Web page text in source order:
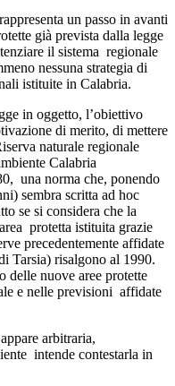
un passo in avanti
già prevista dalla legge
il sistema regionale
nessuna strategia di
istituite in Calabria.
in oggetto, l’obiettivo
di merito, di mettere
naturale regionale
Calabria
una norma che, ponendo
sembra scritta ad hoc
se si considera che la
protetta istituita grazie
precedentemente affidate
Tarsia) risalgono al 1990.
delle nuove aree protette
e nelle previsioni affidate
arbitraria,
intende contestarla in